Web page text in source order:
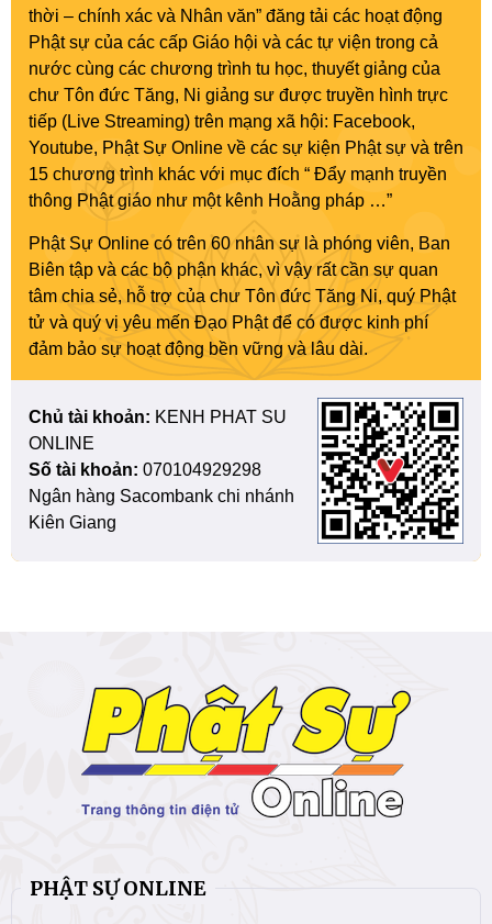
thời – chính xác và Nhân văn” đăng tải các hoạt động
Phật sự của các cấp Giáo hội và các tự viện trong cả
nước cùng các chương trình tu học, thuyết giảng của
chư Tôn đức Tăng, Ni giảng sư được truyền hình trực
tiếp (Live Streaming) trên mạng xã hội: Facebook,
Youtube, Phật Sự Online về các sự kiện Phật sự và trên
15 chương trình khác với mục đích “ Đẩy mạnh truyền
thông Phật giáo như một kênh Hoằng pháp …”
Phật Sự Online có trên 60 nhân sự là phóng viên, Ban
Biên tập và các bộ phận khác, vì vậy rất cần sự quan
tâm chia sẻ, hỗ trợ của chư Tôn đức Tăng Ni, quý Phật
tử và quý vị yêu mến Đạo Phật để có được kinh phí
đảm bảo sự hoạt động bền vững và lâu dài.
Chủ tài khoản: KENH PHAT SU
ONLINE
Số tài khoản: 070104929298
Ngân hàng Sacombank chi nhánh
Kiên Giang
PHẬT SỰ ONLINE